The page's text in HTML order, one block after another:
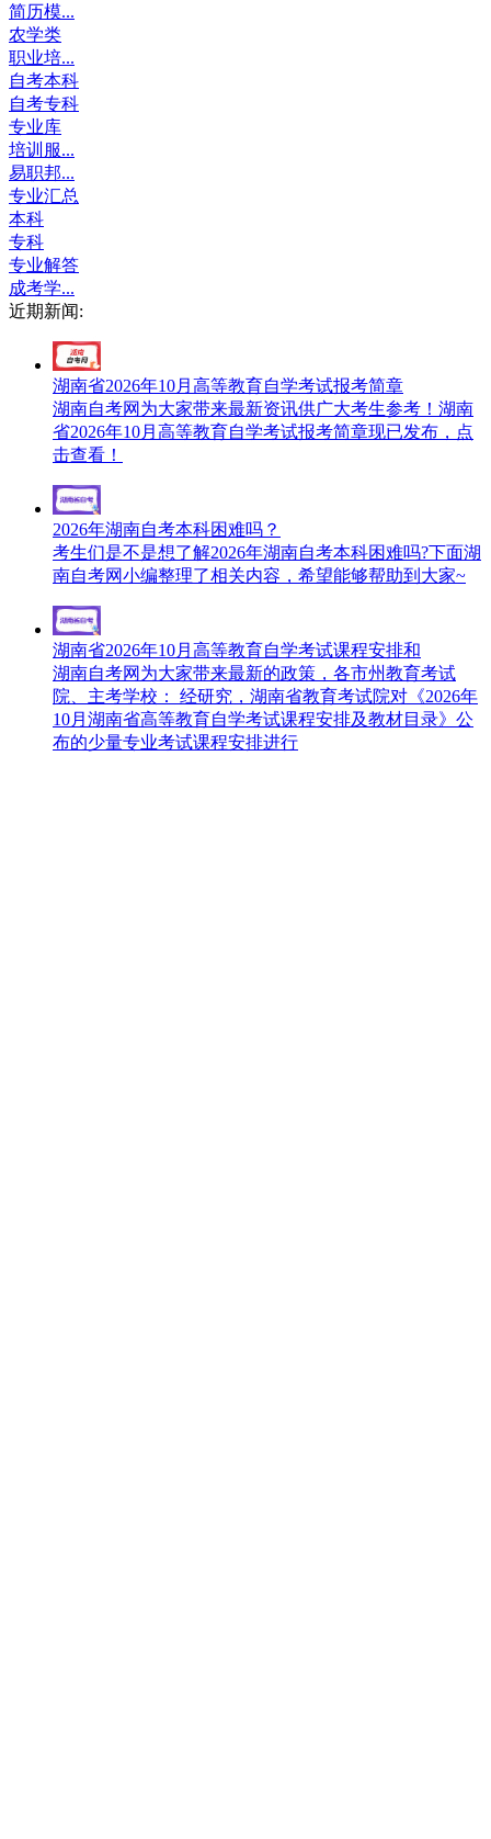
简历模...
农学类
职业培...
自考本科
自考专科
专业库
培训服...
易职邦...
专业汇总
本科
专科
专业解答
成考学...
近期新闻:
湖南省2026年10月高等教育自学考试报考简章
湖南自考网为大家带来最新资讯供广大考生参考！湖南
省2026年10月高等教育自学考试报考简章现已发布，点
击查看！
2026年湖南自考本科困难吗？
考生们是不是想了解2026年湖南自考本科困难吗?下面湖
南自考网小编整理了相关内容，希望能够帮助到大家~
湖南省2026年10月高等教育自学考试课程安排和
湖南自考网为大家带来最新的政策，各市州教育考试
院、主考学校： 经研究，湖南省教育考试院对《2026年
10月湖南省高等教育自学考试课程安排及教材目录》公
布的少量专业考试课程安排进行